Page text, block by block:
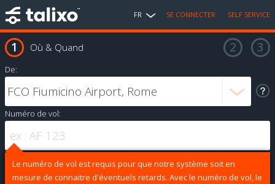
FR SE CONNECTER SELF SERVICE
Où & Quand
De:
Numéro de vol:
Le numéro de vol est requis pour que notre système soit en
mesure de connaitre d'éventuels retards. Avec le numéro de vol, le